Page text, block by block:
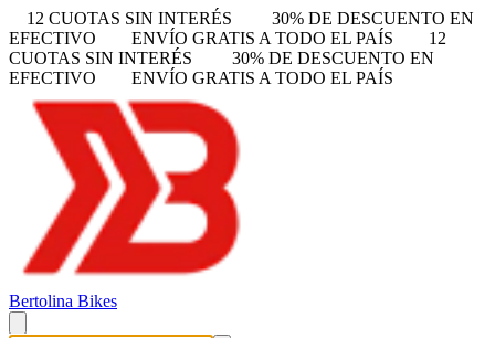
12 CUOTAS SIN INTERÉS
30% DE DESCUENTO EN
EFECTIVO
ENVÍO GRATIS A TODO EL PAÍS
12
CUOTAS SIN INTERÉS
30% DE DESCUENTO EN
EFECTIVO
ENVÍO GRATIS A TODO EL PAÍS
Bertolina Bikes